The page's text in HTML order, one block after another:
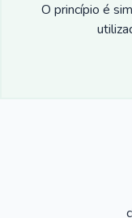
O princípio é